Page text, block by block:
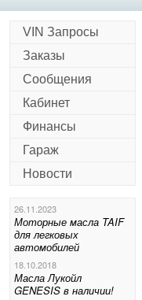
VIN Запросы
Заказы
Сообщения
Кабинет
Финансы
Гараж
Новости
26.11.2023
Моторные масла TAIF
для легковых
автомобилей
18.10.2018
Масла Лукойл
GENESIS в наличии!